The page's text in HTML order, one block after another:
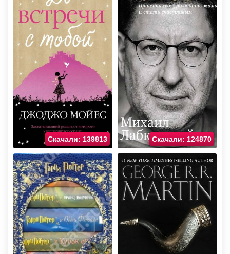
Скачали: 139813 Скачали: 124870